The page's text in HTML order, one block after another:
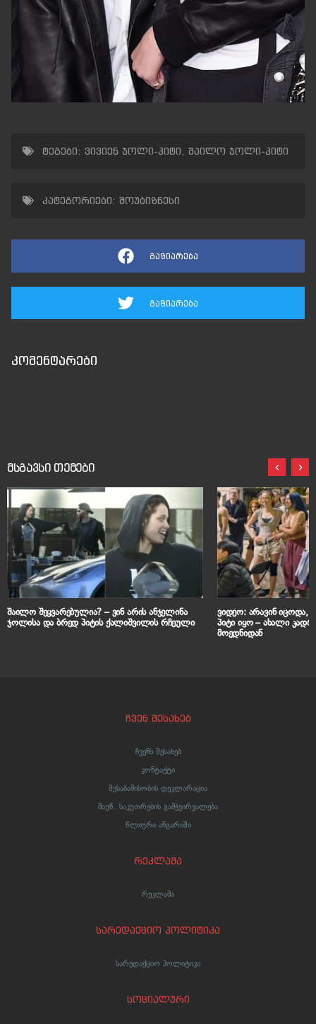
ტეგები: ვივიენ ჯოლი-პიტი, შაილო ჯოლი-პიტი
კატეგორიები: შოუბიზნესი
გაზიარება
გაზიარება
კომენტარები
მსგავსი თემები
შაილო შეყვარებულია? – ვინ არის ანჯელინა
ჯოლისა და ბრედ პიტის ქალიშვილის რჩეული
ვიდეო: არავინ
პიტი იყო – ახალი
მოედნიდან
ჩვენ შესახებ
ჩვენს შესახებ
კონტაქტი
შესაბამისობის დეკლარაცია
მაუწ. საკუთრების გამჭვირვალება
წლიური ანგარიში
რეკლამა
რეკლამა
სარედაქციო პოლიტიკა
სარედაქციო პოლიტიკა
სოციალური